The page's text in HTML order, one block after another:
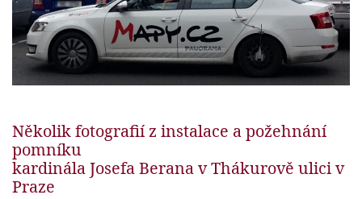
Několik fotografií z instalace a požehnání
pomníku
kardinála Josefa Berana v Thákurově ulici v
Praze